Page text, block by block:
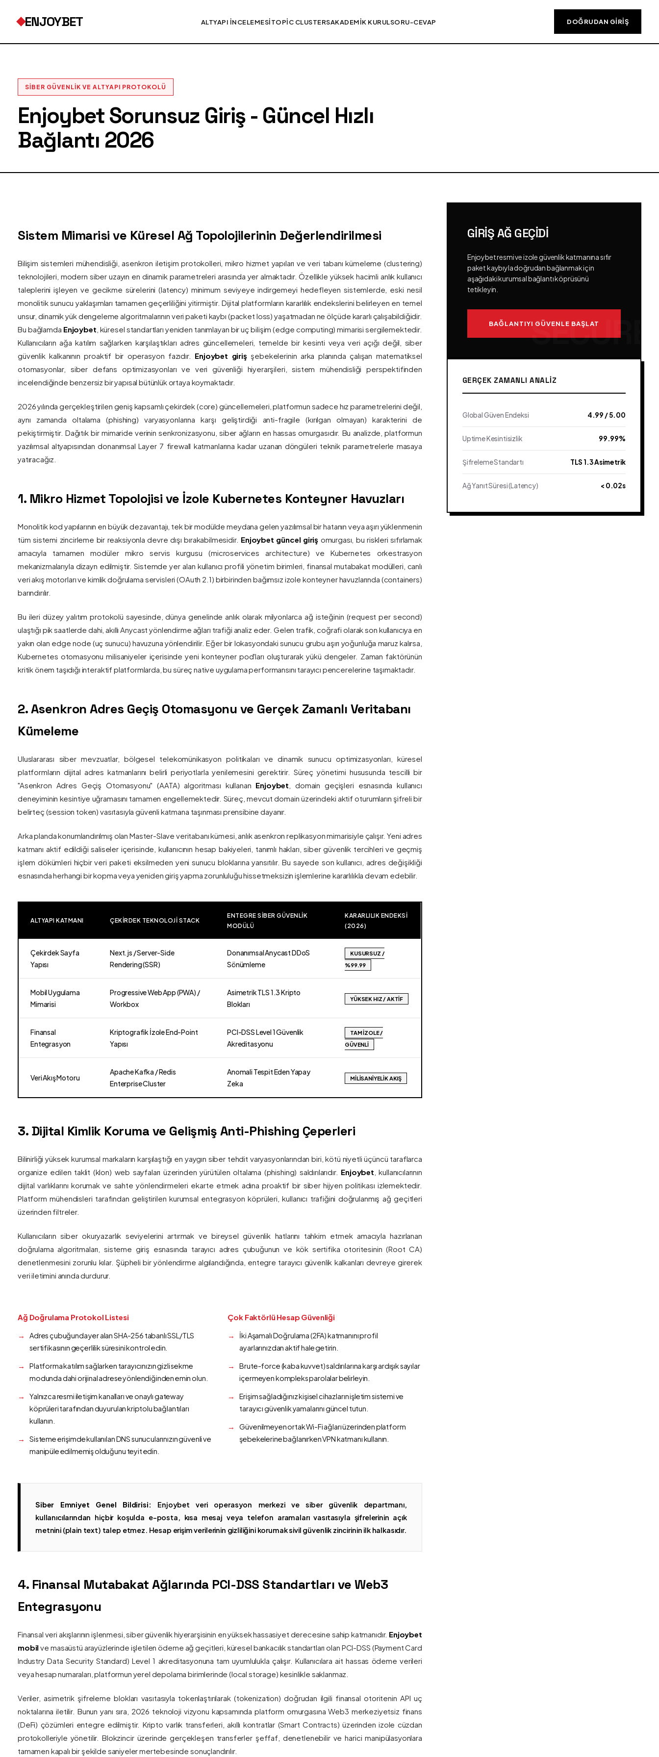
ENJOYBET ALTYAPI İNCELEMESITOPIC CLUSTERSAKADEMIK KURULSORU-CEVAP DOĞRUDAN GIRIŞ
SIBER GÜVENLIK VE ALTYAPI PROTOKOLÜ
Enjoybet Sorunsuz Giriş - Güncel Hızlı
Bağlantı 2026
Sistem Mimarisi ve Küresel Ağ Topolojilerinin Değerlendirilmesi
Bilişim sistemleri mühendisliği, asenkron iletişim protokolleri, mikro hizmet yapıları ve veri tabanı kümeleme (clustering)
teknolojileri, modern siber uzayın en dinamik parametreleri arasında yer almaktadır. Özellikle yüksek hacimli anlık kullanıcı
taleplerini işleyen ve gecikme sürelerini (latency) minimum seviyeye indirgemeyi hedefleyen sistemlerde, eski nesil
monolitik sunucu yaklaşımları tamamen geçerliliğini yitirmiştir. Dijital platformların kararlılık endekslerini belirleyen en temel
unsur, dinamik yük dengeleme algoritmalarının veri paketi kaybı (packet loss) yaşatmadan ne ölçüde kararlı çalışabildiğidir.
Bu bağlamda Enjoybet , küresel standartları yeniden tanımlayan bir uç bilişim (edge computing) mimarisi sergilemektedir.
Kullanıcıların ağa katılım sağlarken karşılaştıkları adres güncellemeleri, temelde bir kesinti veya veri açığı değil, siber
güvenlik kalkanının proaktif bir operasyon fazıdır. Enjoybet giriş şebekelerinin arka planında çalışan matematiksel
otomasyonlar, siber defans optimizasyonları ve veri güvenliği hiyerarşileri, sistem mühendisliği perspektifinden
incelendiğinde benzersiz bir yapısal bütünlük ortaya koymaktadır.
2026 yılında gerçekleştirilen geniş kapsamlı çekirdek (core) güncellemeleri, platformun sadece hız parametrelerini değil,
aynı zamanda oltalama (phishing) varyasyonlarına karşı geliştirdiği anti-fragile (kırılgan olmayan) karakterini de
pekiştirmiştir. Dağıtık bir mimaride verinin senkronizasyonu, siber ağların en hassas omurgasıdır. Bu analizde, platformun
yazılımsal altyapısından donanımsal Layer 7 firewall katmanlarına kadar uzanan döngüleri teknik parametrelerle masaya
yatıracağız.
1. Mikro Hizmet Topolojisi ve İzole Kubernetes Konteyner Havuzları
Monolitik kod yapılarının en büyük dezavantajı, tek bir modülde meydana gelen yazılımsal bir hatanın veya aşırı yüklenmenin
tüm sistemi zincirleme bir reaksiyonla devre dışı bırakabilmesidir. Enjoybet güncel giriş omurgası, bu riskleri sıfırlamak
amacıyla tamamen modüler mikro servis kurgusu (microservices architecture) ve Kubernetes orkestrasyon
mekanizmalarıyla dizayn edilmiştir. Sistemde yer alan kullanıcı profili yönetim birimleri, finansal mutabakat modülleri, canlı
veri akış motorları ve kimlik doğrulama servisleri (OAuth 2.1) birbirinden bağımsız izole konteyner havuzlarında (containers)
barındırılır.
Bu ileri düzey yalıtım protokolü sayesinde, dünya genelinde anlık olarak milyonlarca ağ isteğinin (request per second)
ulaştığı pik saatlerde dahi, akıllı Anycast yönlendirme ağları trafiği analiz eder. Gelen trafik, coğrafi olarak son kullanıcıya en
yakın olan edge node (uç sunucu) havuzuna yönlendirilir. Eğer bir lokasyondaki sunucu grubu aşırı yoğunluğa maruz kalırsa,
Kubernetes otomasyonu milisaniyeler içerisinde yeni konteyner pod'ları oluşturarak yükü dengeler. Zaman faktörünün
kritik önem taşıdığı interaktif platformlarda, bu süreç native uygulama performansını tarayıcı pencerelerine taşımaktadır.
2. Asenkron Adres Geçiş Otomasyonu ve Gerçek Zamanlı Veritabanı
Kümeleme
Uluslararası siber mevzuatlar, bölgesel telekomünikasyon politikaları ve dinamik sunucu optimizasyonları, küresel
platformların dijital adres katmanlarını belirli periyotlarla yenilemesini gerektirir. Süreç yönetimi hususunda tescilli bir
"Asenkron Adres Geçiş Otomasyonu" (AATA) algoritması kullanan Enjoybet , domain geçişleri esnasında kullanıcı
deneyiminin kesintiye uğramasını tamamen engellemektedir. Süreç, mevcut domain üzerindeki aktif oturumların şifreli bir
belirteç (session token) vasıtasıyla güvenli katmana taşınması prensibine dayanır.
Arka planda konumlandırılmış olan Master-Slave veritabanı kümesi, anlık asenkron replikasyon mimarisiyle çalışır. Yeni adres
katmanı aktif edildiği saliseler içerisinde, kullanıcının hesap bakiyeleri, tanımlı hakları, siber güvenlik tercihleri ve geçmiş
işlem dökümleri hiçbir veri paketi eksilmeden yeni sunucu bloklarına yansıtılır. Bu sayede son kullanıcı, adres değişikliği
esnasında herhangi bir kopma veya yeniden giriş yapma zorunluluğu hissetmeksizin işlemlerine kararlılıkla devam edebilir.
ALTYAPI KATMANI ÇEKIRDEK TEKNOLOJI STACK
ENTEGRE SIBER GÜVENLIK
MODÜLÜ
KARARLILIK ENDEKSI
(2026)
Çekirdek Sayfa
Yapısı
Next.js / Server-Side
Rendering (SSR)
Donanımsal Anycast DDoS
Sönümleme
KUSURSUZ /
%99.99
Mobil Uygulama
Mimarisi
Progressive Web App (PWA) /
Workbox
Asimetrik TLS 1.3 Kripto
Blokları
YÜKSEK HIZ / AKTIF
Finansal
Entegrasyon
Kriptografik İzole End-Point
Yapısı
PCI-DSS Level 1 Güvenlik
Akreditasyonu
TAM İZOLE /
GÜVENLI
Veri Akış Motoru
Apache Kafka / Redis
Enterprise Cluster
Anomali Tespit Eden Yapay
Zeka
MILISANIYELIK AKIŞ
3. Dijital Kimlik Koruma ve Gelişmiş Anti-Phishing Çeperleri
Bilinirliği yüksek kurumsal markaların karşılaştığı en yaygın siber tehdit varyasyonlarından biri, kötü niyetli üçüncü taraflarca
organize edilen taklit (klon) web sayfaları üzerinden yürütülen oltalama (phishing) saldırılarıdır. Enjoybet , kullanıcılarının
dijital varlıklarını korumak ve sahte yönlendirmeleri ekarte etmek adına proaktif bir siber hijyen politikası izlemektedir.
Platform mühendisleri tarafından geliştirilen kurumsal entegrasyon köprüleri, kullanıcı trafiğini doğrulanmış ağ geçitleri
üzerinden filtreler.
Kullanıcıların siber okuryazarlık seviyelerini artırmak ve bireysel güvenlik hatlarını tahkim etmek amacıyla hazırlanan
doğrulama algoritmaları, sisteme giriş esnasında tarayıcı adres çubuğunun ve kök sertifika otoritesinin (Root CA)
denetlenmesini zorunlu kılar. Şüpheli bir yönlendirme algılandığında, entegre tarayıcı güvenlik kalkanları devreye girerek
veri iletimini anında durdurur.
Ağ Doğrulama Protokol Listesi
Adres çubuğunda yer alan SHA-256 tabanlı SSL/TLS
sertifikasının geçerlilik süresini kontrol edin.
Platforma katılım sağlarken tarayıcınızın gizli sekme
modunda dahi orijinal adrese yönlendiğinden emin olun.
Yalnızca resmi iletişim kanalları ve onaylı gateway
köprüleri tarafından duyurulan kriptolu bağlantıları
kullanın.
Sisteme erişimde kullanılan DNS sunucularınızın güvenli ve
manipüle edilmemiş olduğunu teyit edin.
Çok Faktörlü Hesap Güvenliği
İki Aşamalı Doğrulama (2FA) katmanını profil
ayarlarınızdan aktif hale getirin.
Brute-force (kaba kuvvet) saldırılarına karşı ardışık sayılar
içermeyen kompleks parolalar belirleyin.
Erişim sağladığınız kişisel cihazların işletim sistemi ve
tarayıcı güvenlik yamalarını güncel tutun.
Güvenilmeyen ortak Wi-Fi ağları üzerinden platform
şebekelerine bağlanırken VPN katmanı kullanın.
Siber Emniyet Genel Bildirisi: Enjoybet veri operasyon merkezi ve siber güvenlik departmanı,
kullanıcılarından hiçbir koşulda e-posta, kısa mesaj veya telefon aramaları vasıtasıyla şifrelerinin açık
metnini (plain text) talep etmez. Hesap erişim verilerinin gizliliğini korumak sivil güvenlik zincirinin ilk halkasıdır.
4. Finansal Mutabakat Ağlarında PCI-DSS Standartları ve Web3
Entegrasyonu
Finansal veri akışlarının işlenmesi, siber güvenlik hiyerarşisinin en yüksek hassasiyet derecesine sahip katmanıdır. Enjoybet
mobil ve masaüstü arayüzlerinde işletilen ödeme ağ geçitleri, küresel bankacılık standartları olan PCI-DSS (Payment Card
Industry Data Security Standard) Level 1 akreditasyonuna tam uyumlulukla çalışır. Kullanıcılara ait hassas ödeme verileri
veya hesap numaraları, platformun yerel depolama birimlerinde (local storage) kesinlikle saklanmaz.
Veriler, asimetrik şifreleme blokları vasıtasıyla tokenlaştırılarak (tokenization) doğrudan ilgili finansal otoritenin API uç
noktalarına iletilir. Bunun yanı sıra, 2026 teknoloji vizyonu kapsamında platform omurgasına Web3 merkeziyetsiz finans
(DeFi) çözümleri entegre edilmiştir. Kripto varlık transferleri, akıllı kontratlar (Smart Contracts) üzerinden izole cüzdan
protokolleriyle yönetilir. Blokzincir üzerinde gerçekleşen transferler şeffaf, denetlenebilir ve harici manipülasyonlara
tamamen kapalı bir şekilde saniyeler mertebesinde sonuçlandırılır.
GIRIŞ AĞ GEÇIDI
Enjoybet resmi ve izole güvenlik katmanına sıfır
paket kaybıyla doğrudan bağlanmak için
aşağıdaki kurumsal bağlantı köprüsünü
tetikleyin.
BAĞLANTIYI GÜVENLE BAŞLAT
GERÇEK ZAMANLI ANALIZ
Global Güven Endeksi 4.99 / 5.00
Uptime Kesintisizlik 99.99%
Şifreleme Standartı TLS 1.3 Asimetrik
Ağ Yanıt Süresi (Latency) < 0.02s